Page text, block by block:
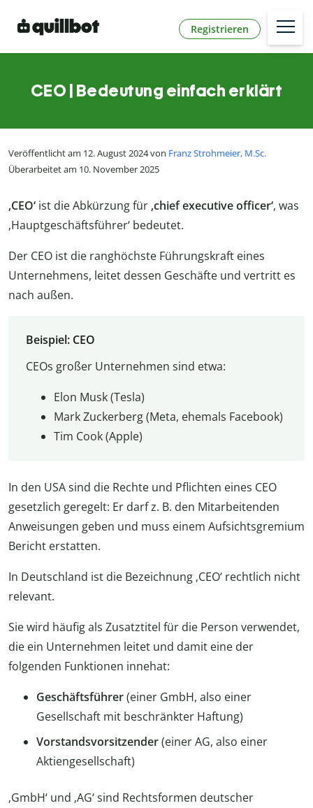
Registrieren
CEO | Bedeutung einfach erklärt
Veröffentlicht am 12. August 2024 von Franz Strohmeier, M.Sc.
Überarbeitet am 10. November 2025
‚CEO‘ ist die Abkürzung für ‚chief executive officer‘, was
‚Hauptgeschäftsführer‘ bedeutet.
Der CEO ist die ranghöchste Führungskraft eines
Unternehmens, leitet dessen Geschäfte und vertritt es
nach außen.
Beispiel: CEO
CEOs großer Unternehmen sind etwa:
Elon Musk (Tesla)
Mark Zuckerberg (Meta, ehemals Facebook)
Tim Cook (Apple)
In den USA sind die Rechte und Pflichten eines CEO
gesetzlich geregelt: Er darf z. B. den Mitarbeitenden
Anweisungen geben und muss einem Aufsichtsgremium
Bericht erstatten.
In Deutschland ist die Bezeichnung ‚CEO‘ rechtlich nicht
relevant.
Sie wird häufig als Zusatztitel für die Person verwendet,
die ein Unternehmen leitet und damit eine der
folgenden Funktionen innehat:
Geschäftsführer(einer GmbH, also einer
Gesellschaft mit beschränkter Haftung)
Vorstandsvorsitzender(einer AG, also einer
Aktiengesellschaft)
‚GmbH‘ und ‚AG‘ sind Rechtsformen deutscher